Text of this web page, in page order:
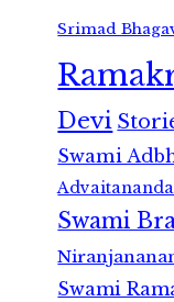
Srimad
Devi
Swami
Advaitananda
Swami
Swami